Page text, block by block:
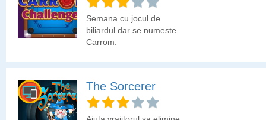
Semana cu jocul de
biliardul dar se numeste
Carrom.
The Sorcerer